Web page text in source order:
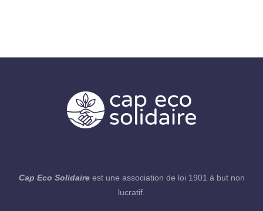
Cap Eco Solidaireest une association de loi 1901 à but non
lucratif.